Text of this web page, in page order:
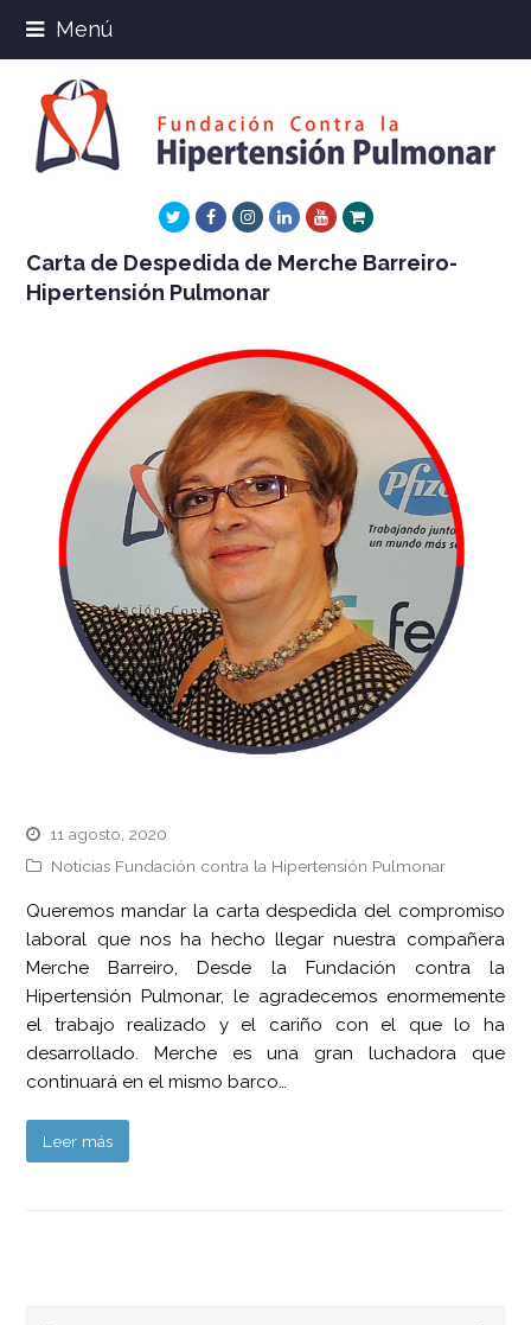
Menú
TwitterFacebookInstagram
LinkedInYoutube
Xing
Carta de Despedida de Merche Barreiro-
Hipertensión Pulmonar
11 agosto, 2020
Noticias Fundación contra la Hipertensión Pulmonar
Queremos mandar la carta despedida del compromiso
laboral que nos ha hecho llegar nuestra compañera
Merche Barreiro, Desde la Fundación contra la
Hipertensión Pulmonar, le agradecemos enormemente
el trabajo realizado y el cariño con el que lo ha
desarrollado. Merche es una gran luchadora que
continuará en el mismo barco…
Leer más